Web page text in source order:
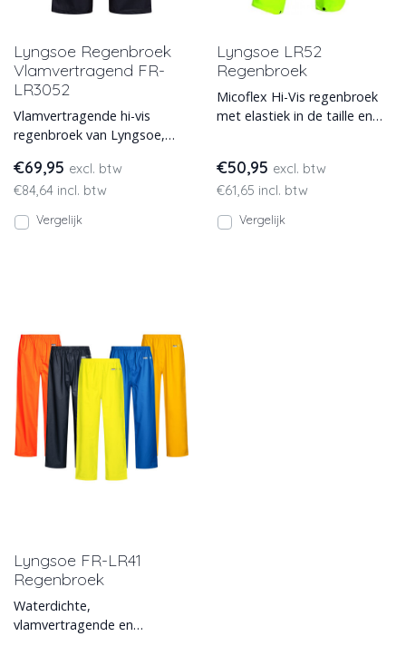
Lyngsoe Regenbroek
Vlamvertragend FR-
LR3052
Vlamvertragende hi-vis
regenbroek van Lyngsoe,
vlamvertragend. Leverbaar in
2 kleure
€69,95 excl. btw
€84,64 incl. btw
Vergelijk
Lyngsoe LR52
Regenbroek
Micoflex Hi-Vis regenbroek
met elastiek in de taille en
€50,95 excl. btw
€61,65 incl. btw
Vergelijk
Lyngsoe FR-LR41
Regenbroek
Waterdichte,
vlamvertragende en